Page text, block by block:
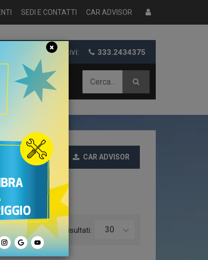
SEDI E CONTATTI CAR ADVISOR
e preventivi: 333.2434375
CAR ADVISOR
Risultati: 30
×